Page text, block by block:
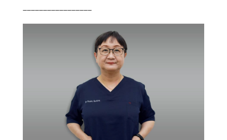
_________________